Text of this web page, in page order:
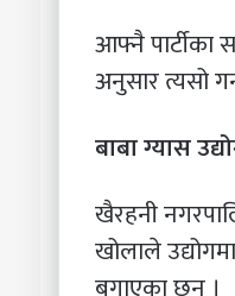
आफ्नै पार्टीका
अनुसार त्यसो
बाबा ग्यास
खैरहनी
खोलाले